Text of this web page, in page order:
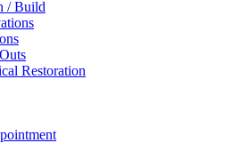
/ Build
Restoration